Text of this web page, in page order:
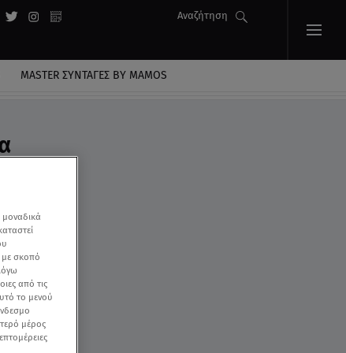
Αναζήτηση
MASTER ΣΥΝΤΑΓΈΣ BY MAMOS
με σκοπό
από τις
το μενού
μέρος